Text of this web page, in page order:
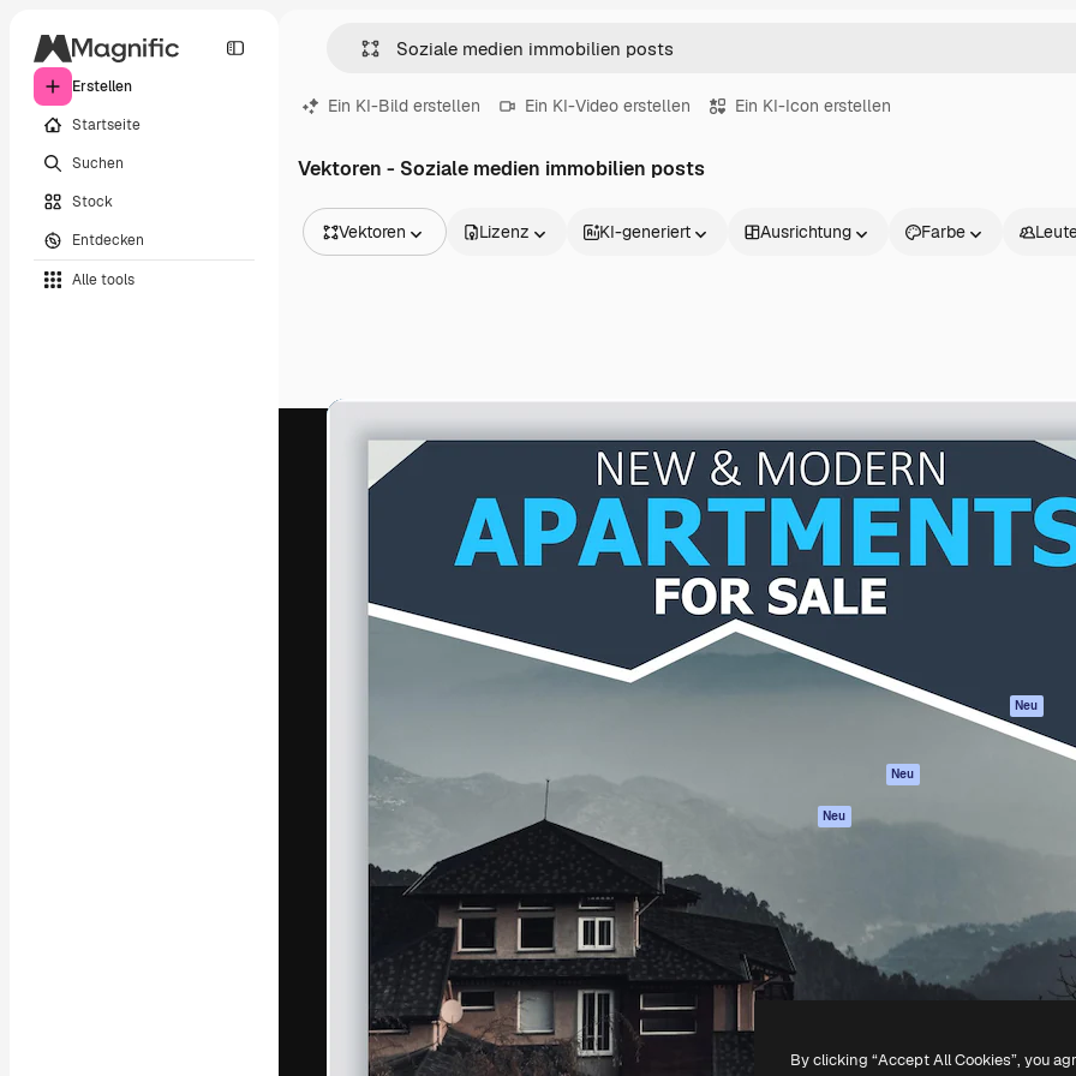
Erstellen
Startseite
Suchen
Stock
Entdecken
Alle tools
Ein KI-Bild erstellen Ein KI-Video erstellen Ein KI-Icon erstellen
Vektoren - Soziale medien immobilien posts
Vektoren
Videos
Filmmaterial
Motion Graphics
Videovorlagen
Lizenz KI-generiert Ausrichtung Farbe
Die kreative Plattform, um deine beste
Arbeit zu verwirklichen. Mehr als 1 Million
Abonnenten unter Kreativen, Unternehmen,
Agenturen und Studios.
Produkte
Spaces
KI-Assistent
KI-Bildgenerator
KI-Videogenerator
Neu
Neu
Alle Magnific-Tools
Loslegen
Academy
Originale
Neu
Cookie-Richtlinie
Copyright © 2010-2026Freepik Company S.L.U. Alle Rechte vorbehalten.
By clicking “Accept All Cookies”, you